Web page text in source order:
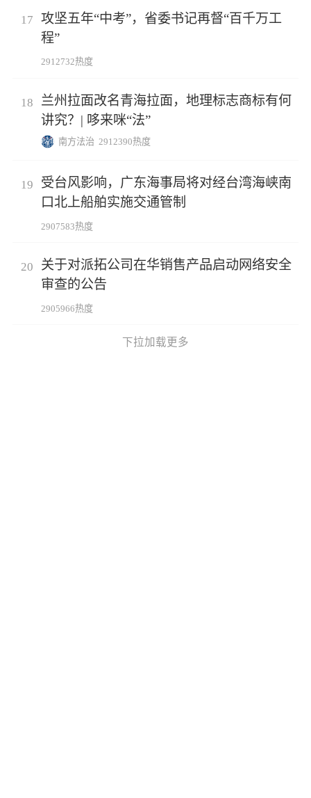
17
攻坚五年“中考”，省委书记再督“百千万工
程”
2912732热度
18
兰州拉面改名青海拉面，地理标志商标有何
讲究？| 哆来咪“法”
南方法治 2912390热度
19
受台风影响，广东海事局将对经台湾海峡南
口北上船舶实施交通管制
2907583热度
20
关于对派拓公司在华销售产品启动网络安全
审查的公告
2905966热度
下拉加载更多